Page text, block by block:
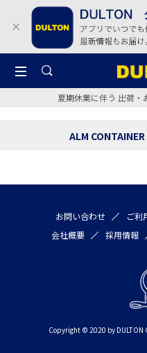
夏期休業に伴う 出荷・
ALM
お問い合わせ ご利
会社概要
採用情報
Copyright © 2020 by DULTON